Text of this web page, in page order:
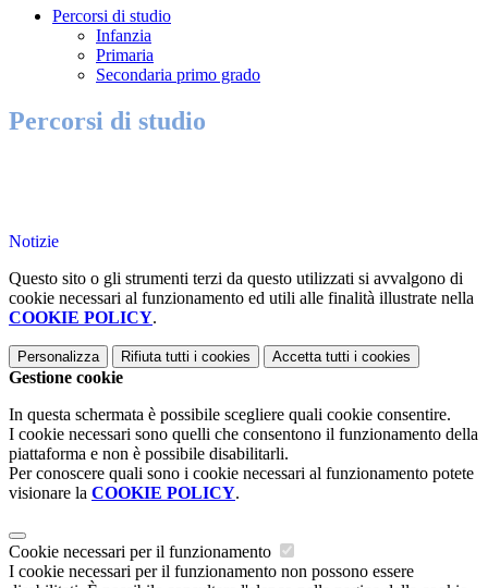
Percorsi di studio
Infanzia
Primaria
Secondaria primo grado
Percorsi di studio
Notizie
Questo sito o gli strumenti terzi da questo utilizzati si avvalgono di
cookie necessari al funzionamento ed utili alle finalità illustrate nella
COOKIE POLICY.
Personalizza Rifiuta tutti i cookies Accetta tutti i cookies
Gestione cookie
In questa schermata è possibile scegliere quali cookie consentire.
I cookie necessari sono quelli che consentono il funzionamento della
piattaforma e non è possibile disabilitarli.
Per conoscere quali sono i cookie necessari al funzionamento potete
visionare la COOKIE POLICY.
Cookie necessari per il funzionamento
I cookie necessari per il funzionamento non possono essere